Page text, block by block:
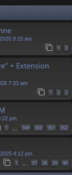
9:15 am
1 2
+ Extension
7:33 am
1 2 3
pm
1 … 349 350 351 352
4:12 pm
1 … 37 38 39 40